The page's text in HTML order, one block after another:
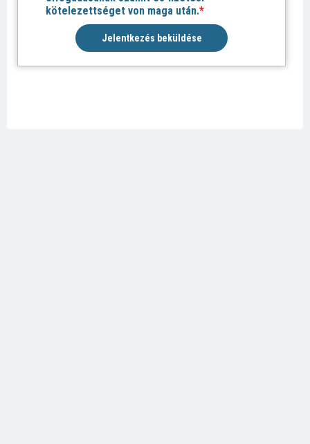
kötelezettséget von maga után.*